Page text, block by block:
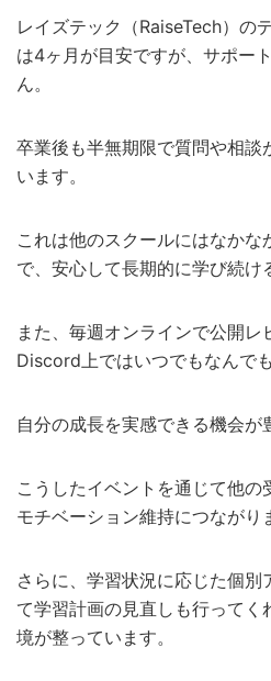
レイズテック（RaiseTech）の
は4ヶ月が目安ですが、サポー
ん。
卒業後も半無期限で質問や相談
います。
これは他のスクールにはなかな
で、安心して長期的に学び続け
また、毎週オンラインで公開レ
Discord上ではいつでもなんで
自分の成長を実感できる機会が
こうしたイベントを通じて他の
モチベーション維持につながり
さらに、学習状況に応じた個別
て学習計画の見直しも行ってく
境が整っています。